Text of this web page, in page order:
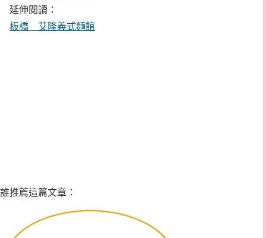
延伸閱讀：
板橋 艾隆義式麵館
誰推薦這篇文章：